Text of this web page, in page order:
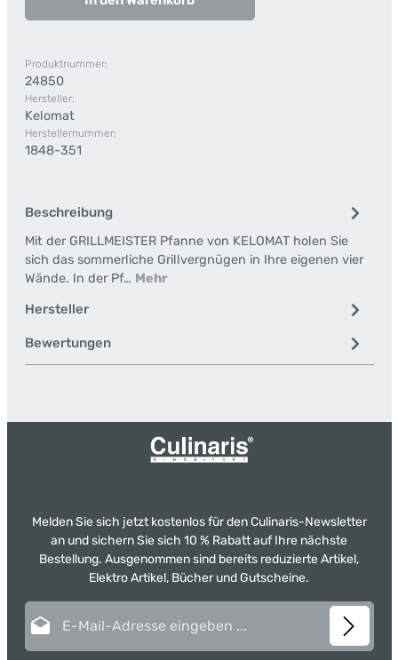
Produktnummer:
24850
Hersteller:
Kelomat
Herstellernummer:
1848-351
Beschreibung
Mit der GRILLMEISTER Pfanne von KELOMAT holen Sie
sich das sommerliche Grillvergnügen in Ihre eigenen vier
Wände. In der Pf… Mehr
Hersteller
Bewertungen
Melden Sie sich jetzt kostenlos für den Culinaris-Newsletter
an und sichern Sie sich 10 % Rabatt auf Ihre nächste
Bestellung. Ausgenommen sind bereits reduzierte Artikel,
Elektro Artikel, Bücher und Gutscheine.